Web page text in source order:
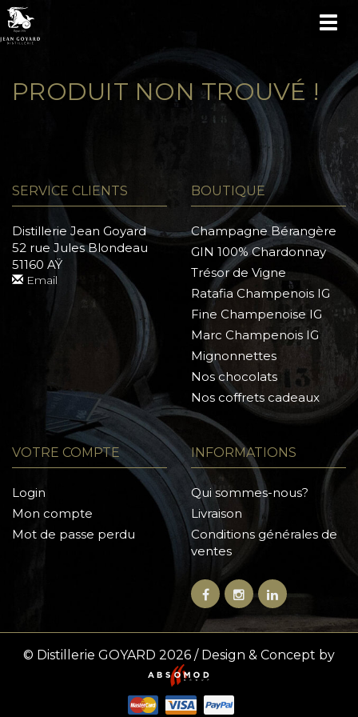
PRODUIT NON TROUVÉ !
SERVICE CLIENTS
Distillerie Jean Goyard
52 rue Jules Blondeau
51160 AŸ
Email
BOUTIQUE
Champagne Bérangère
GIN 100% Chardonnay
Trésor de Vigne
Ratafia Champenois IG
Fine Champenoise IG
Marc Champenois IG
Mignonnettes
Nos chocolats
Nos coffrets cadeaux
VOTRE COMPTE
Login
Mon compte
Mot de passe perdu
INFORMATIONS
Qui sommes-nous?
Livraison
Conditions générales de
ventes
© Distillerie GOYARD 2026 / Design & Concept by